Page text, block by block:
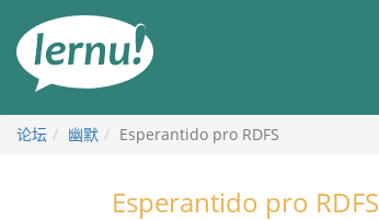
论坛 幽默 Esperantido pro RDFS
Esperantido pro RDFS